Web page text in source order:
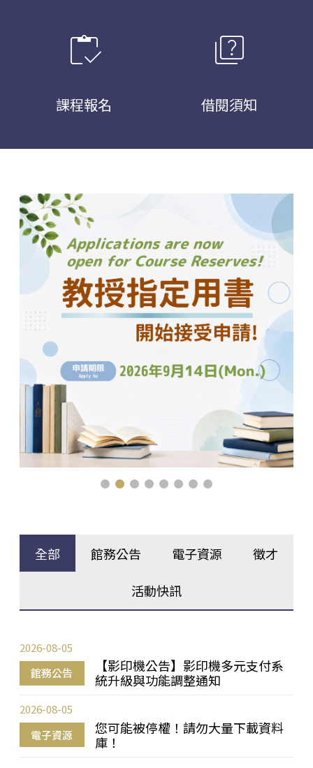
inventory
課程報名
quiz
借閱須知
全部 館務公告 電子資源 徵才
活動快訊
館務公告
【影印機公告】影印機多元支付系
統升級與功能調整通知
2026-08-05
電子資源
您可能被停權！請勿大量下載資料
庫！
2026-08-05